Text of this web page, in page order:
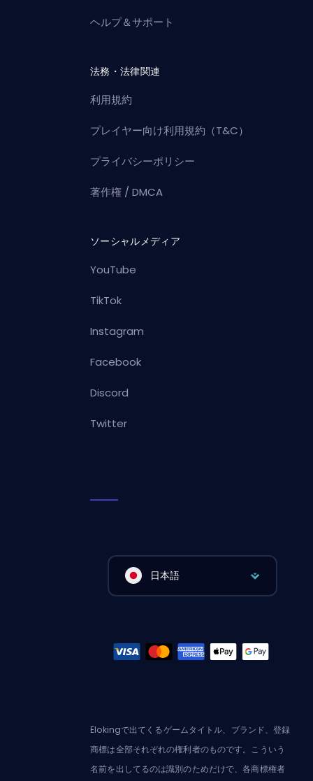
ヘルプ＆サポート
法務・法律関連
利用規約
プレイヤー向け利用規約（T&C）
プライバシーポリシー
著作権 / DMCA
ソーシャルメディア
YouTube
TikTok
Instagram
Facebook
Discord
Twitter
日本語
Elokingで出てくるゲームタイトル、ブランド、登録
商標は全部それぞれの権利者のものです。こういう
名前を出してるのは識別のためだけで、各商標権者